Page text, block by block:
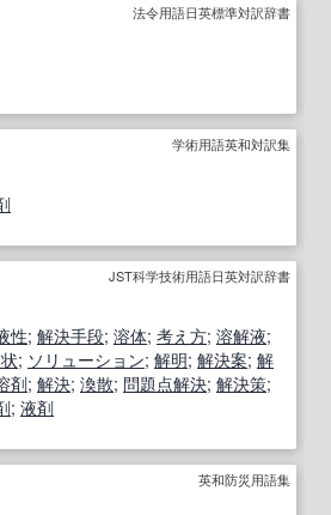
法令用語日英標準対訳辞書
学術用語英和対訳集
JST科学技術用語日英対訳辞書
性; 解決手段; 溶体; 考え方; 溶解液;
状; ソリューション; 解明; 解決案; 解
剤; 解決; 渙散; 問題点解決; 解決策;
; 液剤
英和防災用語集